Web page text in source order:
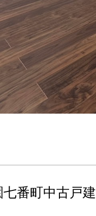
七番町中古戸建